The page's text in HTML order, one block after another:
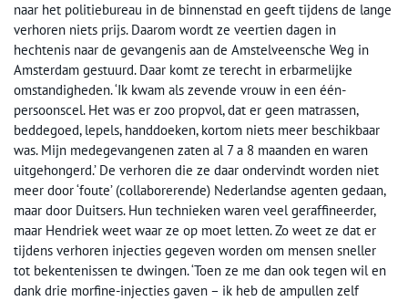
naar het politiebureau in de binnenstad en geeft tijdens de lange
verhoren niets prijs. Daarom wordt ze veertien dagen in
hechtenis naar de gevangenis aan de Amstelveensche Weg in
Amsterdam gestuurd. Daar komt ze terecht in erbarmelijke
omstandigheden. ‘Ik kwam als zevende vrouw in een één-
persoonscel. Het was er zoo propvol, dat er geen matrassen,
beddegoed, lepels, handdoeken, kortom niets meer beschikbaar
was. Mijn medegevangenen zaten al 7 a 8 maanden en waren
uitgehongerd.’ De verhoren die ze daar ondervindt worden niet
meer door ‘foute’ (collaborerende) Nederlandse agenten gedaan,
maar door Duitsers. Hun technieken waren veel geraffineerder,
maar Hendriek weet waar ze op moet letten. Zo weet ze dat er
tijdens verhoren injecties gegeven worden om mensen sneller
tot bekentenissen te dwingen. ‘Toen ze me dan ook tegen wil en
dank drie morfine-injecties gaven – ik heb de ampullen zelf